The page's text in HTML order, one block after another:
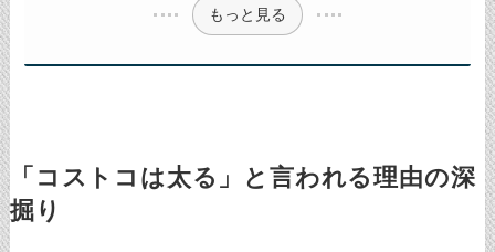
もっと見る
「コストコは太る」と言われる理由の深
掘り